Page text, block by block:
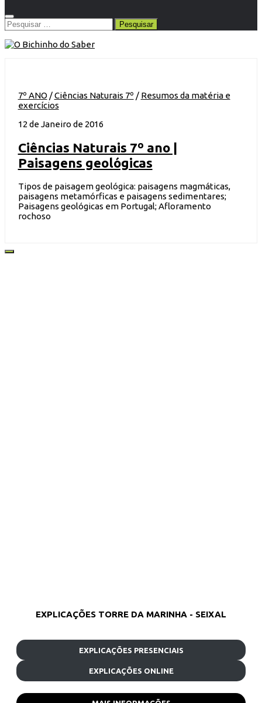
Pesquisar
por:
7º ANO /Ciências Naturais 7º / Resumos da matéria e
exercícios
12 de Janeiro de 2016
Ciências Naturais 7º ano |
Paisagens geológicas
Tipos de paisagem geológica: paisagens magmáticas,
paisagens metamórficas e paisagens sedimentares;
Paisagens geológicas em Portugal; Afloramento
rochoso
EXPLICAÇÕES TORRE DA MARINHA - SEIXAL
EXPLICAÇÕES PRESENCIAIS
EXPLICAÇÕES ONLINE